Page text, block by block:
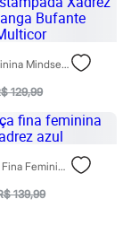
Blusa Feminina Mindset Cropped Estampada Xadrez Com Nó Manga Bufante Decote V Multicor
129,99
Blusa Alça Fina Feminina Franzida Xadrez Azul
139,99